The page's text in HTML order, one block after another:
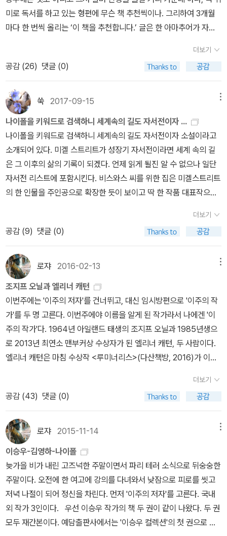
나 버스를 사는 것을 제외하고 아무런 야망도 이룰 수 없는” 것이다.”
그의 독서는 그가 지향(모방)할 원형을 제시하는 동시에 자신이 넘을
뿜어대는 비스와스 씨의 모습에 웃음이 삐져나오지만 그의 냉소에서
절망을 읽는 것은 쉬운 일이다. 이런 절망을 작가는 “새뮤얼 스마일스
로 식민지인의 문제인 동시에 그것을 넘어서는 문제인 것이다. 즉, 비
스와스 씨의 문제는 자신이 속해 있는 집단의 구성원으로서가 아니라
자아의 탐구와 본질적으로 연관될 수밖에 없다. 그리하여 자신의 정
체성에 대해 고민과 시공간을 떠나 공감할 수 있는 인간적 절망으로
인해 나이폴의 작품은, 정치적으로는 한계를 가질 수 있으나, 오히려
식민지의 문제라는 지역적.시간적 한계를 넘어 보편성을 획득할 수
있다.
게 하는데 성공한다. 그래 부실한 체력으로 육체노동과 완력의 사용
에 체질적 약점을 갖고 태어난 비스와스 씨가 처가에서 온갖 굴욕, 온
갖 잡일을 하다가 비록 시작은 우연이었지만 버젓하게 신문사 기자에
이어 국가공무원이 될 수 있었으니, 교육의 힘이 대단하기는 대단하
다. 이 책을 읽어보면 거의 처음부터 끝까지 비스와스 씨의 굴곡진 인
한 가난과 눈치와 처가식구들에 의한 멸시와 비난을 견뎌야 하는 와
중의 모습을 이렇게 희화화해놓은 것이다. 이런 면에서 서술방식은 <
미겔 스트리트>와 비슷하다 할 터인데, 자정에 거꾸로 태어난 육손이
비스와스 씨는 또한 사주에 해학과 신랄한 풍자의 팔자가 들어있는지
라 대책도 없이 처가식구와 처가의 권력에 반항하고, 비아냥거리고,
비웃다가, 심각한 수준까지 얻어터지기도 하고, 내쫓기기도 하고, 소
작쟁의가 일어날 것이 뻔한 사탕수수 농장의 관리인으로 보내지기도
한다. 작가 나이폴은 자기 아버지의 현신이라고도 할 수 있을 비스와
일마다 전부 실패로 마감하며 인생을 다 바치는 인물. 그러면서도 단
하나, 그래도 자기 살아생전 집 하나는 남겨놓는, 집 하나만 달랑 남겨
놓는 인물로. 그건 책을 읽어보시면 안다. 나는 이 책을 읽으면서, 비
스와스 씨가 나하고 매우 비슷한 면이 있다는 걸 발견했다. 어떻게 하
는 일마다 그리 꼬이는지. 그와 내가 제일 다른 건, 나는 열세 번의 이
사 끝에 처음으로 내 집을 장만한 다음, 집과 여하튼 모든 부동산에 관
한 전권을 아내에게 위임했다는 거. 살아보니 여자 말 들어서 나쁠 거
별로 없더라고. 비스와스 씨는 딸, 딸, 아들, 딸을 둔다. 이 가운데 큰
딸 사비는 장학금을 받고 영국이 아닌 다른 나라로 유학을 갔다가 다
시 귀국을 하고, 아들 아난드 역시 장학금을 받고 영국으로 유학을 가
그곳에서 정착하는 걸로 봐서, 독자는 중요한 출연진인 아난드가 작
가 V.S.나이폴이고, 비스와스 씨가 그의 아버지 시퍼사드 나이폴 씨
읽어도 재미있는 작품이다. 1, 2권 합해서 870쪽에 달해 분량이 좀
부담스럽지만 읽는 즐거움을 느낄 수 있을 듯하다.
그 이후의 이야기들- 하핫, 그런데 또 최근 르 카레의 신작이 출간되
었더라. <실버뷰> 그것도 곧.... 기다려! V. S. 나이폴, <비스와스 씨
정하고 가놓고!) 라딘 중고서점. 아아니, 이것은 심봤다!!! 중고로 올라
오길 기다리던 요놈의 책이 집 근처 라딘 중고 책방에 완전 새 책으로
1, 2권이 나란히 들어와 있는 게 아닌가. 1권 값도 안 된 가격으로 득
템. 게다가 그날은 2만 원 이상 사면 2천원 할인해준다고 해서 다른
책 한 권도 살포시 구매. 이민자 2세로 어려운 삶을 살았던 아버지에
대한 오마주이자 나이폴 자신의 어린 시절에 대한 세밀한 기록- 모던
라이브러리 선정 100대 영문 소설. 엘리자베스 문, <어둠의 속도>어
느 행성에 홀로 남아 사투를 벌이는 70대 할머니의 소소한(?) 일상
을 다룬 작품 <잔류인구>를 인상 깊지만 좀 지루하게(지루할 수밖에
없는 설정) 읽었던 터라 이 <어둠의 속도>는 그 강렬하게 지루했던
기억에 살짝 데여서 선뜻 손이 가지 않았는데, 이제 그 강렬한 기억이
도. 올리비아 랭, <작가와 술>공쟝쟝이 절판됐는데 자기는 있다고 자
랑했던 이 책! 최근 이 나라에서 소소하게 불고 있는 올리비아 랭 인기
(?)에 힘입어 어쩐지 다른 출판사에서 재간행될 것 같아 그걸 기다리
기로 했으나.... 하, 요즘 술 마시다 보면 자꾸 이 책이 궁금해지네. 그
래서 걍 샀다. 술을 사랑한 작가들의 이야기- 캬, 나는 읽는 내내 또
술 마시겠지. 그나저나 이 책 절판 이후 중고책팔이들은 더 비싼 가격
에 팔고 있던데 그러지 마요. 나 이거 알라딘 중고로 반값에 샀어. 이
사람들아! 아무튼 랭이 나를 술 먹이겠네. 발터 슈미트, <공간의 심리
학-인간의 행동을 결정하는 공간의 비밀>나는 왜 구석진 자릴 선호
하는가! 회사에서 얼마 전 리모델링 이후 자리배치를 다시 했는데 모
든 사람들이 구석자리&벽을 등지고 앉기를 간절히 바랐다......... 이건
당연하잖아요? ㅋㅋㅋㅋ 그럼에도 이 책은 ‘벽을 등질 때 안심되는
심풀이로 더 정확히 알고 싶은 ‘특정한 공간에서 사람들이 왜 그런 행
동을 취하는지, 행동과학과 진화심리학의 관점에서 분석하고 그 배경
을 설명’해준다. 여러분, 이 책 증말 재미나 보이지 않습니까? 슈테판
츠바이크, <프로이트를 위하여>츠바이크의 전기는 무조건 모두 다
읽어보겠어! 호기롭게 결심. 그중 눈에 띈 책. 츠바이크와 프로이트는
30년 가까이 서로 편지를 주고받았을 정도의 우정을 나눴던 사이. 이
책은 츠바이크가 친구였던 프로이트에 관해 쓴 평전이다. 거기에 두
사람이 주고받은 편지까지 모아서 엮었다. 책 받아들고 휘리릭 넘겨
국가에서>(1971)<도착의 수수께끼>(1987)<세계 속의 길>(199
4) 나이폴은 논픽션(여행기나 에세이)도 열댓 권 이상 남기고 있는
데, 일부는 번역되면 좋겠다. 가령 카리브해 지역 탐방기인 첫번째 논
픽션 <대서양 중간항로>. 트리니나드 출생이지만 인도계 작가여서
나이폴은 다음 세대 작가인 살만 루슈디를 떠올리게 한다. 현대 영문
한데 묶어서 다뤄봐도 좋겠다 싶다. 남아시아문학? 동남아문학과 함
께 내년쯤에는 다룰 기회가 있었으면 싶다...
미로 독서를 하고 있는 형편에 무슨 책 추천씩이나. 그리하여 3개월
마다 한 번씩 올리는 ‘이 책을 추천합니다.’ 글은 한 아마추어가 자기
될 듯합니다. 책들을 추천한다고 해서 덜커덕 이를 믿고 구입해 읽으
셨다가 취향에 맞지 않아도 저는 책임지지 않습니다. 이 점을 꼭 밝혀
야 하겠네요. 순서는 제가 읽은 날짜순입니다. 1. 마리오 베네데띠, <
휴전> 우루과이 출신의 베네데티는 라틴 아메리카의 붐 문학적 소재
를 쓰는 대신 전형적인 리얼리즘 방식으로 이제 정년퇴직 몇 주 남긴
늙은 회사원 마르틴 산또메 씨의 ‘황혼에 핀 꽃’을 그려놓았다. 스물다
섯 살 젊은 신입사원 라우라를 사랑하게 되고, 라우라 역시 그것이 사
랑인지 벌써 눈치를 챘는데, 반듯하지만 우울하고 염세적인 세계관을
가진 남자에게 젊은 라우라는 인생의 한 변곡점으로 작용을 할 수 있
을까. 2. 커트 보니것, <고양이 요람> ‘고양이 요람’은 진짜 고양이더
러 잠자라고 만든 요람이 아니라 우리나라에선 흔히 두 명이, 유럽과
아메리카에선 보통 혼자 하는 실뜨기 놀이를 얘기한다. 원자폭탄의
아버지 필릭스 호니커 박사는 1945년 8월 6일 B29 폭격기에서 두
와 바로 이 고양이 요람 놀이를 하고 있었던 것. 호니커 박사는 한 장
군의 독촉으로 지구상 모든 생명체를 절멸시킬 가공의 물질을 만들어
내는데, 근본적으로 비딱한 시선을 가지고 있는 보니것의 우주적 유
토피아? 3. 베시 헤드, <권력의 문제> 남아프리카공화국에서 흑백
혼혈로 태어나 보츠와나에서 교사로 일하던 작가가 마치 자신의 일을
기록한 것처럼 보이지만, 엄연히 픽션이다. 세상에 왜 불공평, 그리고
이에 따른 차별이 그리도 많이 존재하는가. 그건 제목처럼 기본적으
로 권력이 있고 없음에서 시작한다. 모든 차별과, 억압과 핍박은 권력
한 사람의 시선으로 씌어 있으면 점점 곤란해지기 시작한다. 그걸 한
번 경험해보시라. 4. 찰스 부코우스키, <팩토텀> 제목대로 ‘잡역부’
또는 ‘막일꾼’에 관한 소설. 또다시 우리의 행크 치나스키 형이 등장해
서 끊임없이 사고치고, 해고당하고, 술 마시고, 싸움하고, 연애하고,
헤어지고, 다시 취직하고, 애먼 도시로 흘러들어가 다시 사고치고, 해
고당하고, 술 마시고, 싸움하고, 연애하고, 헤어지고, 중고 타자기 하
나 사서 글을 좀 써볼까, 끼적이기 시작하는 이야기. 부코스키, 아니,
치나스키의 팬이라면 절대 놓칠 수 없는 근본주의적 비트 소설. 5. W.
G. 제발트, <현기증. 감정들> 보나파르트 나폴레옹이 무거운 대포를
끌고 무려 알프스를 넘었다는 거 아냐. 이때 숱한 사병들 가운데, 그때
까지는 아니고, 나중에 위대한 작가가 될 앙리 벨이라는 소년이 있었
더보기
공감 (26) 댓글 (0)
쑥 2017-09-15
나이폴을 키워드로 검색하니 세계속의 길도 자서전이자 ...
나이폴을 키워드로 검색하니 세계속의 길도 자서전이자 소설이라고
소개되어 있다. 미겔 스트리트가 성장기 자서전이라면 세계 속의 길
은 그 이후의 삶의 기록이 되겠다. 언제 읽게 될진 알 수 없으나 일단
자서전 리스트에 포함시킨다. 비스와스 씨를 위한 집은 미겔스트리트
의 한 인물을 주인공으로 확장한 듯이 보이고 딱 한 작품 대표작으로
더보기
공감 (9) 댓글 (0)
로쟈 2016-02-13
조지프 오닐과 엘리너 캐턴
이번주에는 '이주의 저자'를 건너뛰고, 대신 임시방편으로 '이주의 작
가'를 두 명 고른다. 이번주에야 이름을 알게 된 작가라서 나에겐 '이
주의 작가'다. 1964년 아일랜드 태생의 조지프 오닐과 1985년생으
로 2013년 최연소 맨부커상 수상자가 된 엘리너 캐턴, 두 사람이다.
엘리너 캐턴은 마침 수상작 <루미너리스>(다산책방, 2016)가 이번
화제작 <네덜란드>(올, 2009)가 진즉 소개됐다가 그대로 묻힌 상태
다. 나는 최근에 모린 코리건의 <그래서 우리는 계속 읽는다>(책세
상, 2016)를 읽다가 이름을 발견하고 비로소 관심을 갖게 되었다.
'현대판 <위대한 개츠비> 소설 가운데 최고다'라는 게 코리건의 평
이다. 실제로 평판이 아주 좋은 작품. '2009년 펜포크너 수상작이자
'뉴욕타임스' 선정 2008년 10대 소설, 아마존 선정 2008년 최고의
책인 <네덜란드>는 작가 조지프 오닐이 7년에 걸쳐 완성한 작품이
다. 9.11 이후의 뉴욕을 배경으로 네덜란드 출신 애널리스트 한스와
트리니다드토바고 출신의 이민자 척의 상실과 회복의 이야기를 그린
다.' 그럼에도 한국 독자들과 인연이 없었던 것은 번역상에 문제가
있거나 '네덜란드 출신 애널리스트 한스와 트리니다드토바고 출신의
더보기
공감 (43) 댓글 (0)
로쟈 2015-11-14
이승우-김영하-나이폴
늦가을 비가 내린 고즈넉한 주말이면서 파리 테러 소식으로 뒤숭숭한
주말이다. 오전에 한 여고에 강의를 다녀와서 낮잠으로 피로를 씻고
저녁 나절이 되어 정신을 차린다. 먼저 '이주의 저자'를 고른다. 국내
외 작가 3인이다. 우선 이승우 작가의 책 두 권이 같이 나왔다. 두 권
모두 재간본이다. 예담출판사에서는 '이승우 컬렉션'의 첫 권으로 데